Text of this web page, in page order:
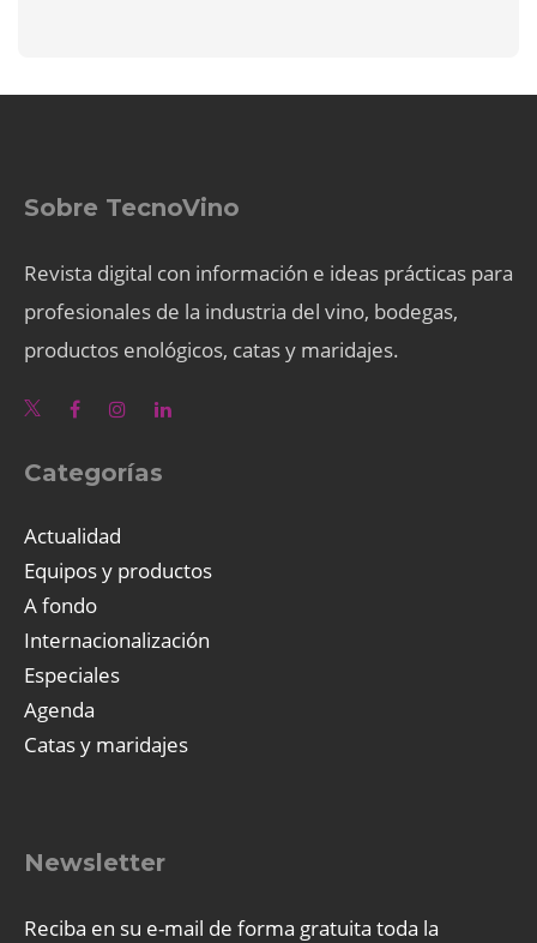
Sobre TecnoVino
Revista digital con información e ideas prácticas para
profesionales de la industria del vino, bodegas,
productos enológicos, catas y maridajes.
Categorías
Actualidad
Equipos y productos
A fondo
Internacionalización
Especiales
Agenda
Catas y maridajes
Newsletter
Reciba en su e-mail de forma gratuita toda la